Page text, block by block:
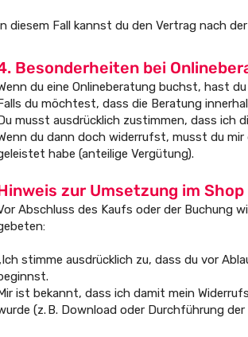
diesem Fall kannst du den Vertrag nach
Besonderheiten bei
du eine Onlineberatung buchst, hast
du möchtest, dass die Beratung
musst ausdrücklich zustimmen, dass ich
du dann doch widerrufst, musst du
habe (anteilige Vergütung).
zur Umsetzung im Shop
Abschluss des Kaufs oder der Buchung
stimme ausdrücklich zu, dass du vor
ist bekannt, dass ich damit mein
(z. B. Download oder Durchführung der